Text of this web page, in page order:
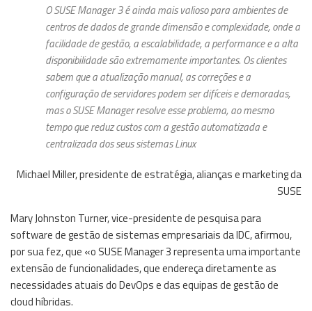
O SUSE Manager 3 é ainda mais valioso para ambientes de
centros de dados de grande dimensão e complexidade, onde a
facilidade de gestão, a escalabilidade, a performance e a alta
disponibilidade são extremamente importantes. Os clientes
sabem que a atualização manual, as correções e a
configuração de servidores podem ser difíceis e demoradas,
mas o SUSE Manager resolve esse problema, ao mesmo
tempo que reduz custos com a gestão automatizada e
centralizada dos seus sistemas Linux
Michael Miller, presidente de estratégia, alianças e marketing da
SUSE
Mary Johnston Turner, vice-presidente de pesquisa para
software de gestão de sistemas empresariais da IDC, afirmou,
por sua fez, que «o SUSE Manager 3 representa uma importante
extensão de funcionalidades, que endereça diretamente as
necessidades atuais do DevOps e das equipas de gestão de
cloud híbridas.